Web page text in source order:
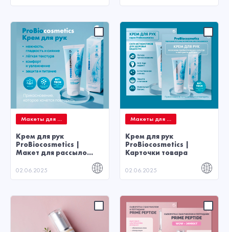
Макеты для ...
Крем для рук
ProBiocosmetics |
Макет для рассыло...
02.06.2025
Макеты для ...
Крем для рук
ProBiocosmetics |
Карточки товара
02.06.2025